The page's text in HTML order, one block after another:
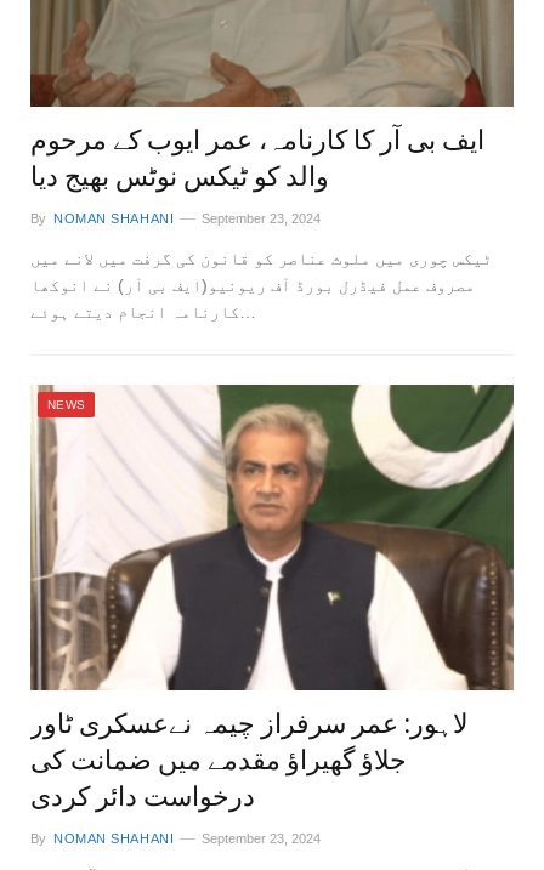
ایف بی آر کا کارنامہ، عمر ایوب کے مرحوم
والد کو ٹیکس نوٹس بھیج دیا
By NOMAN SHAHANI September 23, 2024
ٹیکس چوری میں ملوث عناصر کو قانون کی گرفت میں لانے میں
مصروف عمل فیڈرل بورڈ آف ریونیو(ایف بی آر) نے انوکھا
NEWS
لاہور: عمر سرفراز چیمہ نےعسکری ٹاور
جلاؤ گھیراؤ مقدمے میں ضمانت کی
درخواست دائر کردی
By NOMAN SHAHANI September 23, 2024